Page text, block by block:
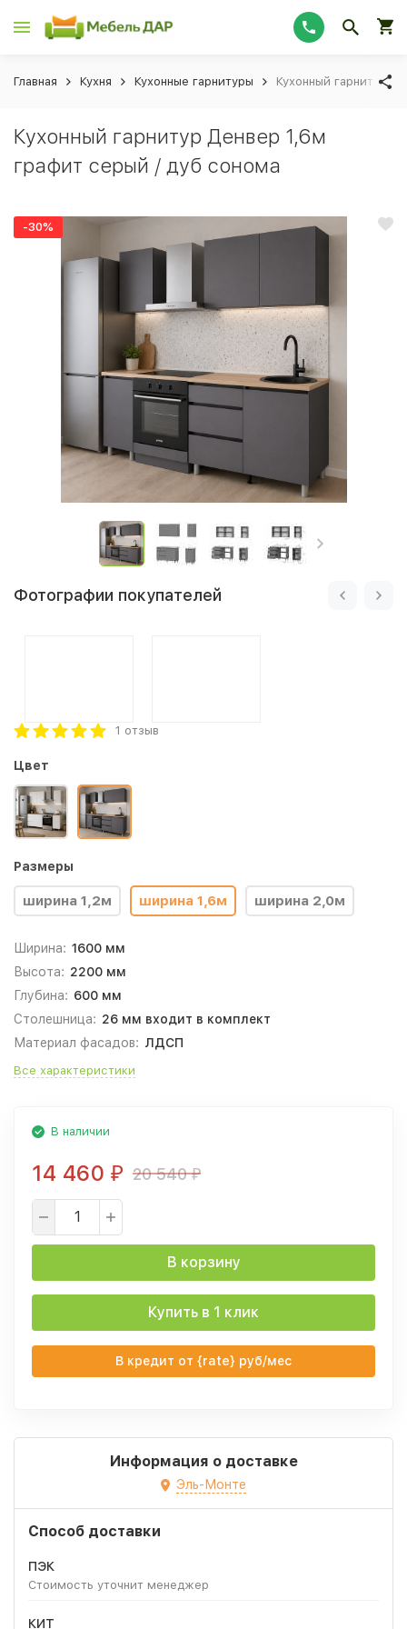
Главная Кухня Кухонные гарнитуры Кухонный гарнитур
Кухонный гарнитур Денвер 1,6м
графит серый / дуб сонома
-30%
Фотографии покупателей
1 отзыв
Цвет
Размеры
ширина 1,2м ширина 1,6м ширина 2,0м
Ширина: 1600 мм
Высота: 2200 мм
Глубина: 600 мм
Столешница: 26 мм входит в комплект
Материал фасадов: ЛДСП
Все характеристики
В наличии
14 460 ₽ 20 540₽
В корзину
Купить в 1 клик
В кредит от {rate} руб/мес
Информация о доставке
Эль-Монте
Способ доставки
ПЭК
Стоимость уточнит менеджер
КИТ